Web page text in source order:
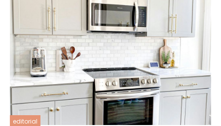
editorial